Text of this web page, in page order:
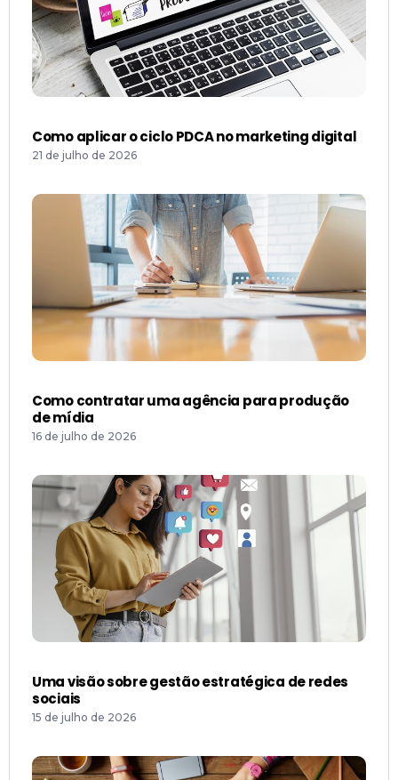
Como aplicar o ciclo PDCA no marketing digital
21 de julho de 2026
Como contratar uma agência para produção
de mídia
16 de julho de 2026
Uma visão sobre gestão estratégica de redes
sociais
15 de julho de 2026